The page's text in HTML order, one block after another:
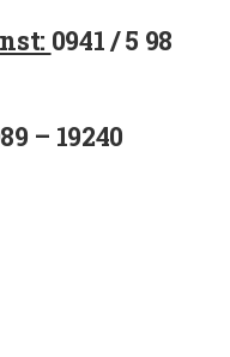
0941 / 5 98
– 19240